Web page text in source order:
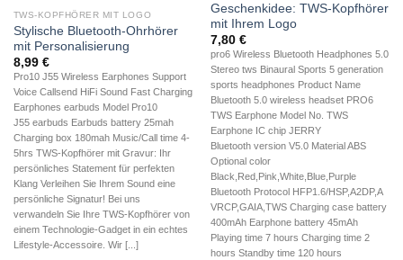
TWS-KOPFHÖRER MIT LOGO
Stylische Bluetooth-Ohrhörer
mit Personalisierung
8,99 €
Pro10 J55 Wireless Earphones Support
Voice Callsend HiFi Sound Fast Charging
Earphones earbuds Model Pro10
J55 earbuds Earbuds battery 25mah
Charging box 180mah Music/Call time 4-
5hrs TWS-Kopfhörer mit Gravur: Ihr
persönliches Statement für perfekten
Klang Verleihen Sie Ihrem Sound eine
persönliche Signatur! Bei uns
verwandeln Sie Ihre TWS-Kopfhörer von
einem Technologie-Gadget in ein echtes
Lifestyle-Accessoire. Wir [...]
Geschenkidee: TWS-Kopfhörer
mit Ihrem Logo
7,80 €
pro6 Wireless Bluetooth Headphones 5.0
Stereo tws Binaural Sports 5 generation
sports headphones Product Name
Bluetooth 5.0 wireless headset PRO6
TWS Earphone Model No. TWS
Earphone IC chip JERRY
Bluetooth version V5.0 Material ABS
Optional color
Black,Red,Pink,White,Blue,Purple
Bluetooth Protocol HFP1.6/HSP,A2DP,A
VRCP,GAIA,TWS Charging case battery
400mAh Earphone battery 45mAh
Playing time 7 hours Charging time 2
hours Standby time 120 hours